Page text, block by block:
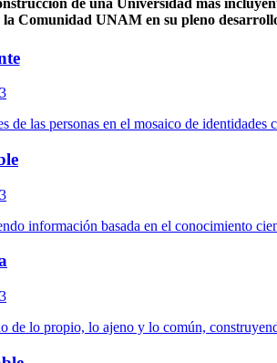
de una Universidad más
Comunidad UNAM en su pleno
las personas en el mosaico de identidades
información basada en el conocimiento
de lo propio, lo ajeno y lo común,